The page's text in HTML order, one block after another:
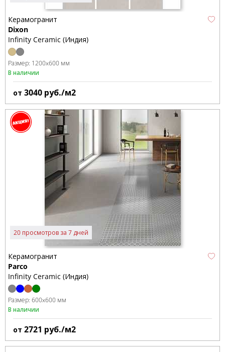
Керамогранит
Dixon
Infinity Ceramic (Индия)
Размер: 1200x600 мм
В наличии
от 3040 руб./м2
20 просмотров за 7 дней
Керамогранит
Parco
Infinity Ceramic (Индия)
Размер: 600x600 мм
В наличии
от 2721 руб./м2